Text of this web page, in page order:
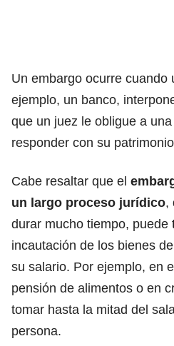
Un embargo ocurre cuando
ejemplo, un banco,
que un juez le obligue a
responder con su
Cabe resaltar que el
un largo proceso jurídico,
durar mucho tiempo, puede
incautación de los bienes
su salario. Por ejemplo, en
pensión de alimentos o en
tomar hasta la mitad del
persona.